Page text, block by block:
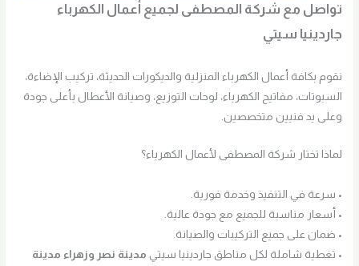
تواصل مع شركة المصطفى لجميع أعمال الكهرباء
جاردينيا سيتي
نقوم بكافة أعمال الكهرباء المنزلية والديكورات الحديثة، تركيب الإضاءة،
السبوتات، مفاتيح الكهرباء، لوحات التوزيع، وصيانة الأعطال بأعلى جودة
وعلى يد فنيين متخصصين.
لماذا تختار شركة المصطفى لأعمال الكهرباء؟
• سرعة في التنفيذ وخدمة فورية.
• أسعار مناسبة للجميع مع جودة عالية.
• ضمان على جميع التركيبات والصيانة.
• تغطية شاملة لكل مناطق جاردينيا سيتي مدينة نصر وزهراء مدينة